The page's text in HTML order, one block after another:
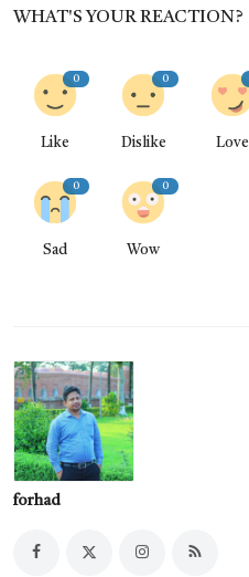
WHAT'S YOUR REACTION?
0
Like
0
Dislike Love
0
Sad
0
Wow
forhad